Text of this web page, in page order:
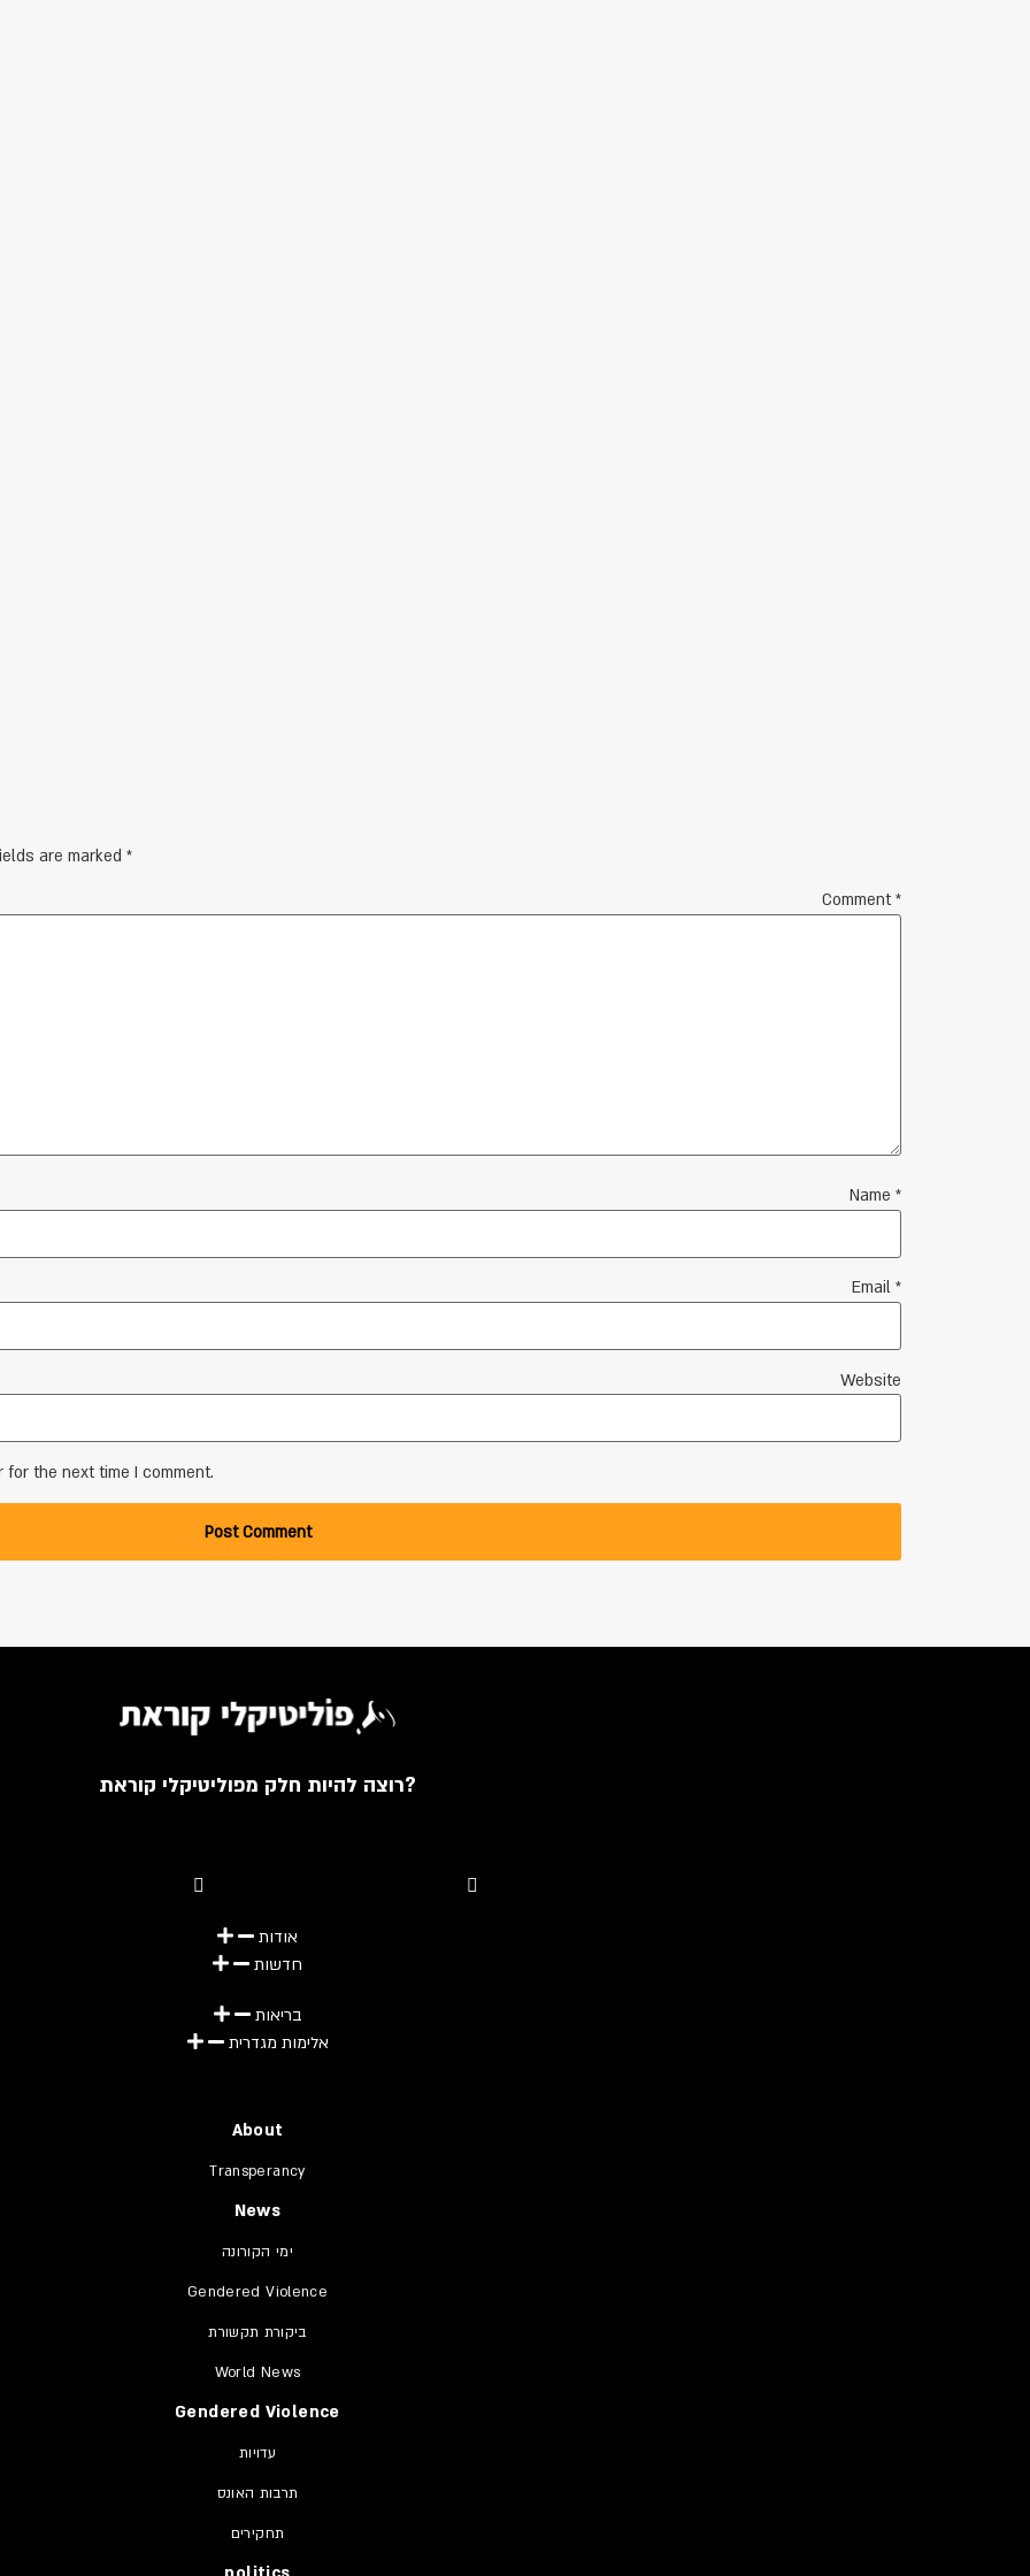
are marked *
Comment*
Name *
Email *
Website
the next time I comment.
רוצה להיות חלק מפוליטיקלי קוראת?
אודות
חדשות
בריאות
אלימות מגדרית
About
Transperancy
News
ימי הקורונה
Gendered Violence
ביקורת תקשורת
World News
Gendered Violence
עדויות
תרבות האונס
תחקירים